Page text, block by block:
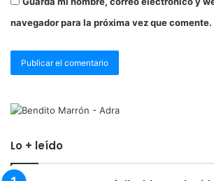
navegador para la próxima vez que comente.
Lo + leído